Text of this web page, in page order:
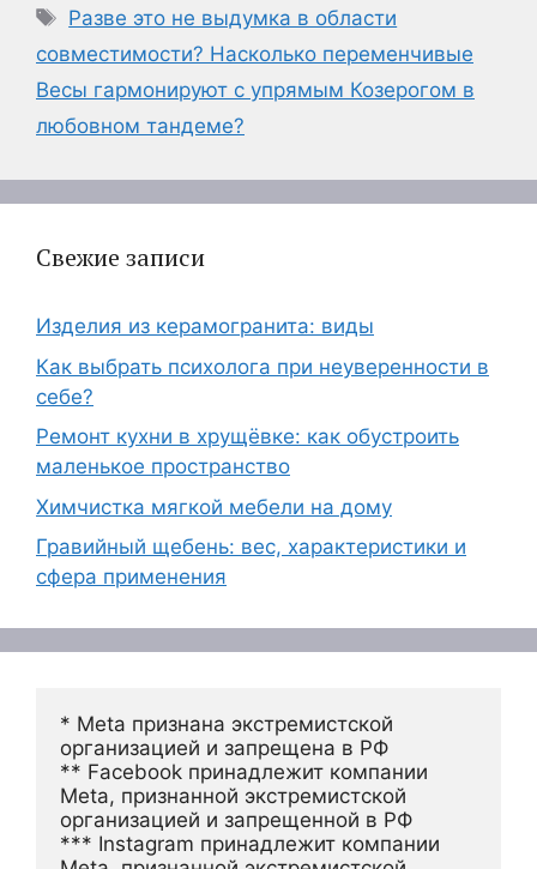
Метки
Разве это не выдумка в области
совместимости? Насколько переменчивые
Весы гармонируют с упрямым Козерогом в
любовном тандеме?
Свежие записи
Изделия из керамогранита: виды
Как выбрать психолога при неуверенности в
себе?
Ремонт кухни в хрущёвке: как обустроить
маленькое пространство
Химчистка мягкой мебели на дому
Гравийный щебень: вес, характеристики и
сфера применения
* Meta признана экстремистской
организацией и запрещена в РФ
** Facebook принадлежит компании
Meta, признанной экстремистской
организацией и запрещенной в РФ
*** Instagram принадлежит компании